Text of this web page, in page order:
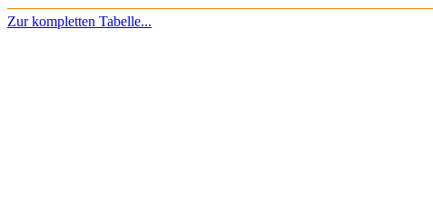
Zur kompletten Tabelle...